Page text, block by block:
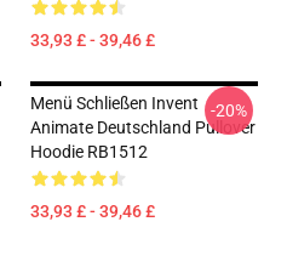
33,93 £ - 39,46 £
Menü Schließen Invent
Animate Deutschland Pullover
Hoodie RB1512
33,93 £ - 39,46 £
-20%